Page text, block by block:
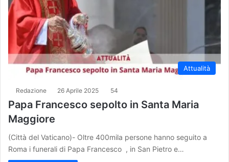
Attualità
Redazione 26 Aprile 2025 54
Papa Francesco sepolto in Santa Maria
Maggiore
(Città del Vaticano)- Oltre 400mila persone hanno seguito a
Roma i funerali di Papa Francesco , in San Pietro e…